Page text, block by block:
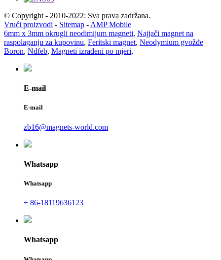
© Copyright - 2010-2022: Sva prava zadržana.
Vrući proizvodi - Sitemap - AMP Mobile
6mm x 3mm okrugli neodimijum magneti, Najjači magnet na
raspolaganju za kupovinu, Feritski magnet, Neodymium gvožđe
Boron, Ndfeb, Magneti izrađeni po mjeri,
E-mail
E-mail
zb16@magnets-world.com
Whatsapp
Whatsapp
+ 86-18119636123
Whatsapp